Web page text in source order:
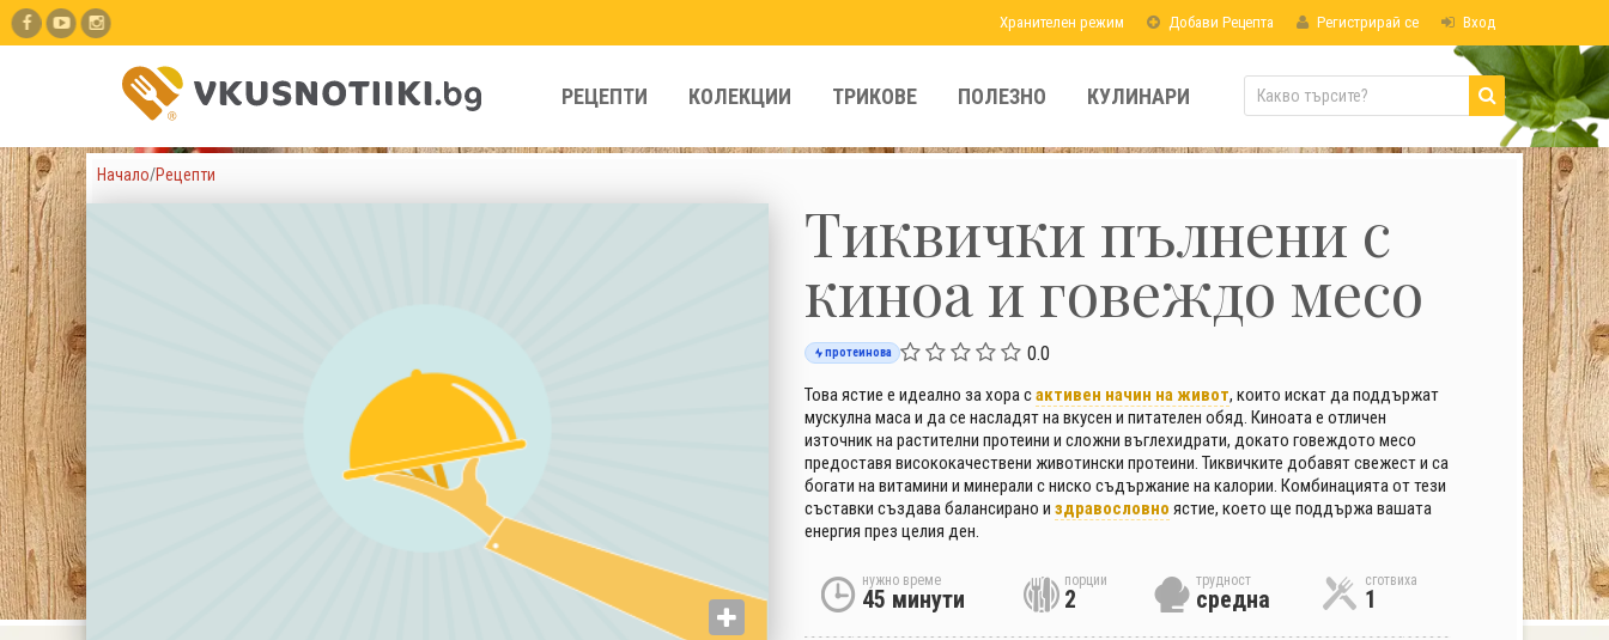
Хранителен режим Добави Рецепта Регистрирай се Вход
РЕЦЕПТИ КОЛЕКЦИИ ТРИКОВЕ ПОЛЕЗНО КУЛИНАРИ
Начало/Рецепти
Тиквички пълнени с
киноа и говеждо месо
протеинова 0.0
Това ястие е идеално за хора сактивен начин на живот, които искат да поддържат
мускулна маса и да се насладят на вкусен и питателен обяд. Киноата е отличен
източник на растителни протеини и сложни въглехидрати, докато говеждото месо
предоставя висококачествени животински протеини. Тиквичките добавят свежест и са
богати на витамини и минерали с ниско съдържание на калории. Комбинацията от тези
съставки създава балансирано и здравословно ястие, което ще поддържа вашата
енергия през целия ден.
нужно време
45 минути
порции
2
трудност
средна
сготвиха
1